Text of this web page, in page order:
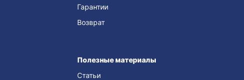
Гарантии
Возврат
Полезные материалы
Статьи